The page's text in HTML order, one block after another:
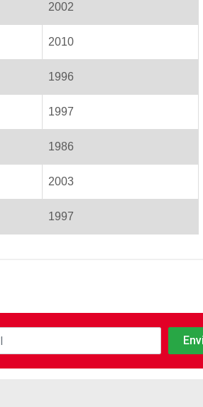
2002
2010
1996
1997
1986
2003
1997